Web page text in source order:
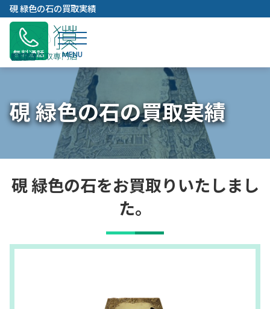
容
キ
硯 緑色の石の買取実績
無料通話
硯 緑色の石の買取実績
硯 緑色の石をお買取りいたしまし
た。